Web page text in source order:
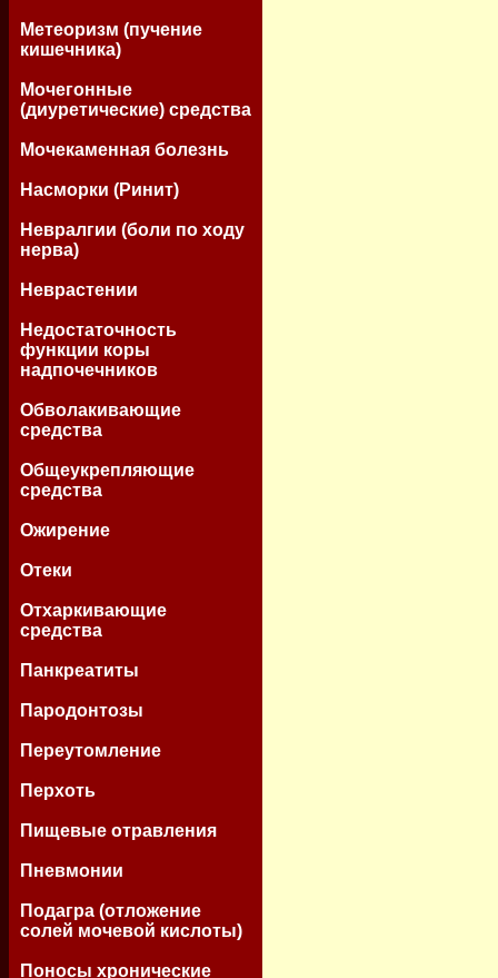
Метеоризм (пучение
кишечника)
Мочегонные
(диуретические) средства
Мочекаменная болезнь
Насморки (Ринит)
Невралгии (боли по ходу
нерва)
Неврастении
Недостаточность
функции коры
надпочечников
Обволакивающие
средства
Общеукрепляющие
средства
Ожирение
Отеки
Отхаркивающие
средства
Панкреатиты
Пародонтозы
Переутомление
Перхоть
Пищевые отравления
Пневмонии
Подагра (отложение
солей мочевой кислоты)
Поносы хронические